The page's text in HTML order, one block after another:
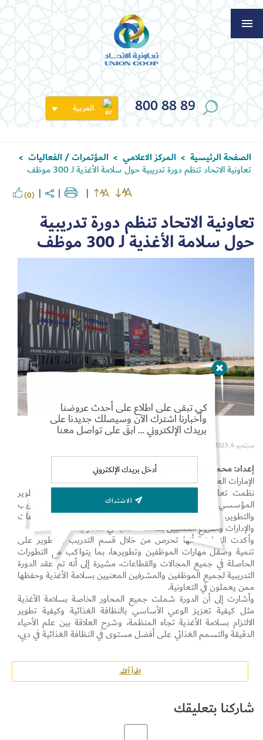
800 88 89 العربية
الصفحة الرئيسية > المركز الاعلامي > المؤتمرات / الفعاليات >
تعاونية الاتحاد تنظم دورة تدريبية حول سلامة الأغذية لـ 300 موظف
(0)
تعاونية الاتحاد تنظم دورة تدريبية
حول سلامة الأغذية لـ 300 موظف
سبتمبر 4, 2023
إعداد: محمد جودت الرفاعي
الإمارات العربية المتحدة، إمارة دبي:
نظمت تعاونية الاتحاد من خلال إدارة الاستراتيجية والابتكار والتطوير
المؤسسي دورة تدريبة حول سلامة الأغذية نفذها قسم التدريب
والتطوير، حيث استفاد منها 300 موظف من موظفي القطاعات
والإدارات والفروع المعنيين بسلامة الأغذية في التعاونية.
وأكدت التعاونية أنها تحرص من خلال قسم التدريب والتطوير على
تنمية وصقل مهارات الموظفين وتطويرها، بما يتواكب مع التطورات
الحاصلة في جميع المجالات والقطاعات، مشيرة إلى أنه تم عقد الدورة
التدريبية لجميع الموظفين والمشرفين المعنيين بسلامة الأغذية وحفظها
ممن يعملون في التعاونية.
وأشارت إلى أن الدورة شملت جميع المحاور الخاصة بسلامة الأغذية
مثل كيفية تعزيز الوعي الأساسي بالنظافة الغذائية وكيفية تطوير
الالتزام بسلامة الأغذية تجاه المنظمة، وشرح العلاقة بين علم الأحياء
الدقيقة والتسمم الغذائي على أفضل مستوى في النظافة الغذائية في دبي،
وإظهار الحاجة إلى ممارسات النظافة الجيدة والممارسات العملية في
الموقع في مجالات إعداد الطعام، وتقديم الفهم الكافي لأنظمة النظافة
ولفتت بأن إدارة الاستراتيجية والابتكار والتطوير المؤسسي وضعت
معارفهم في شتى المجالات لرفد مخزونهم المعرفي، حيث أخذت على
عاتقها دعم الاستراتيجية المستقبلية للتعاونية لتحقيق أهدافها المرجوة،
خاصة تلك المتمثلة في نشر التوعية والتثقيف الصحي والغذائي ذات
اقرأ أكثر
شاركنا بتعليقك
كي تبقى على اطلاع على أحدث عروضنا
وأخبارنا اشترك الآن وسيصلك جديدنا على
بريدك الإلكتروني … ابقَ على تواصل معنا
Set Youtube Channel ID